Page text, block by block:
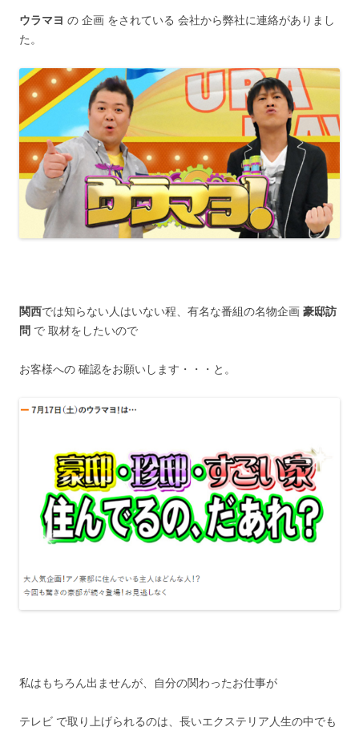
ウラマヨ の 企画 をされている 会社から弊社に連絡がありまし
た。
関西では知らない人はいない程、有名な番組の名物企画 豪邸訪
問 で 取材をしたいので
お客様への 確認をお願いします・・・と。
私はもちろん出ませんが、自分の関わったお仕事が
テレビ で取り上げられるのは、長いエクステリア人生の中でも